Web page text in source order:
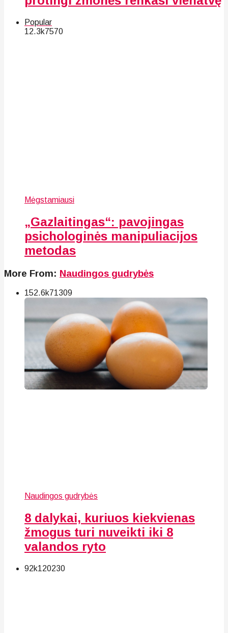
Popular
12.3k7570
Mėgstamiausi
„Gazlaitingas“: pavojingas
psichologinės manipuliacijos
metodas
More From: Naudingos gudrybės
152.6k71 309
Naudingos gudrybės
8 dalykai, kuriuos kiekvienas
žmogus turi nuveikti iki 8
valandos ryto
92k120230